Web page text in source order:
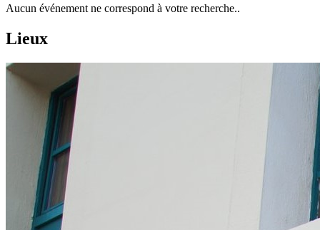
Aucun événement ne correspond à votre recherche..
Lieux